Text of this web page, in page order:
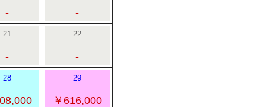
- -
21
-
22
-
28 29
￥616,000